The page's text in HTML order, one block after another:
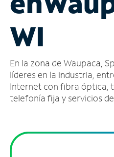
cuenta
Encuentra
tienda
WI
En la zona de Waupaca,
líderes en la industria,
Internet con fibra óptica,
telefonía fija y servicios